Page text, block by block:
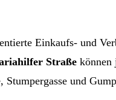
Einkaufs- und
Straße können
und